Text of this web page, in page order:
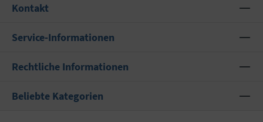
Kontakt
Service-Informationen
Rechtliche Informationen
Beliebte Kategorien